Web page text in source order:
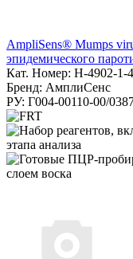
AmpliSens® Mumps
эпидемического
Кат. Номер: H-4902-1-4
Бренд: АмплиСенс
РУ: Г004-00110-00/